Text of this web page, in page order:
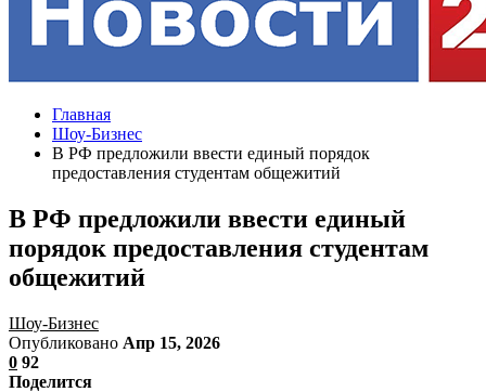
Главная
Шоу-Бизнес
В РФ предложили ввести единый порядок
предоставления студентам общежитий
В РФ предложили ввести единый
порядок предоставления студентам
общежитий
Шоу-Бизнес
Опубликовано Апр 15, 2026
0 92
Поделится